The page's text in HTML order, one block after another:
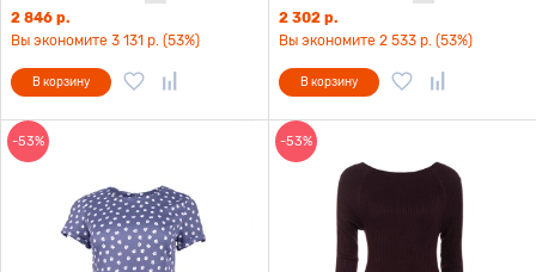
2 846 р.
Вы экономите 3 131 р. (53%)
В корзину
2 302 р.
Вы экономите 2 533 р. (53%)
В корзину
-53% -53%